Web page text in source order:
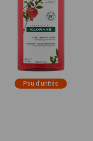
Peu d'unités